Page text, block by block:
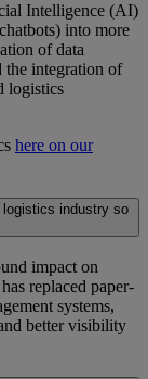
Intelligence (AI)
into more
of data
the integration of
logistics
here on our
logistics industry so
impact on
replaced paper-
systems,
better visibility